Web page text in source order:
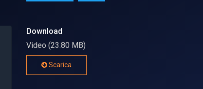
Download
Video (23.80 MB)
Scarica